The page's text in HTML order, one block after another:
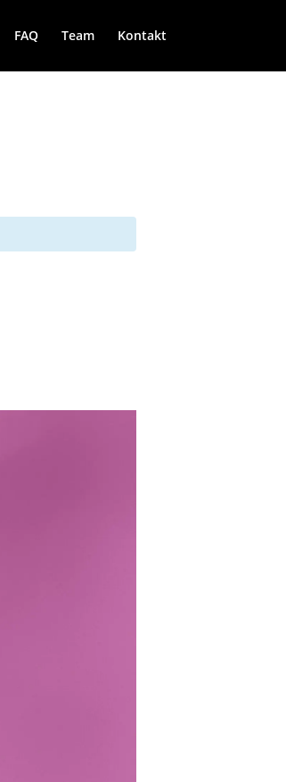
FAQ Team Kontakt